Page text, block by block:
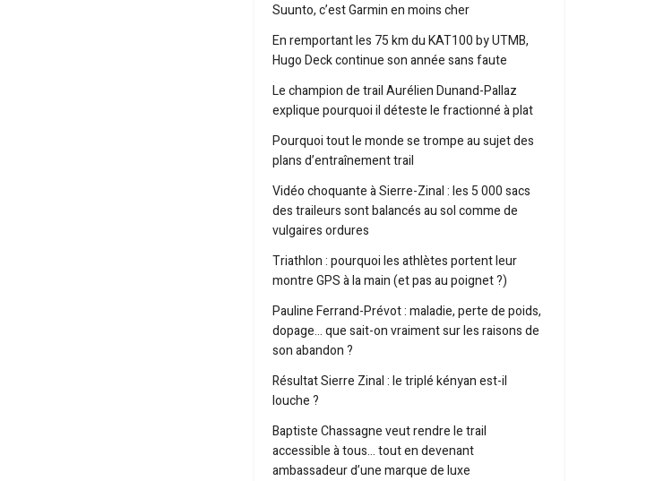
Suunto, c’est Garmin en moins cher
En remportant les 75 km du KAT100 by UTMB,
Hugo Deck continue son année sans faute
Le champion de trail Aurélien Dunand-Pallaz
explique pourquoi il déteste le fractionné à plat
Pourquoi tout le monde se trompe au sujet des
plans d’entraînement trail
Vidéo choquante à Sierre-Zinal : les 5 000 sacs
des traileurs sont balancés au sol comme de
vulgaires ordures
Triathlon : pourquoi les athlètes portent leur
montre GPS à la main (et pas au poignet ?)
Pauline Ferrand-Prévot : maladie, perte de poids,
dopage… que sait-on vraiment sur les raisons de
son abandon ?
Résultat Sierre Zinal : le triplé kényan est-il
louche ?
Baptiste Chassagne veut rendre le trail
accessible à tous… tout en devenant
ambassadeur d’une marque de luxe